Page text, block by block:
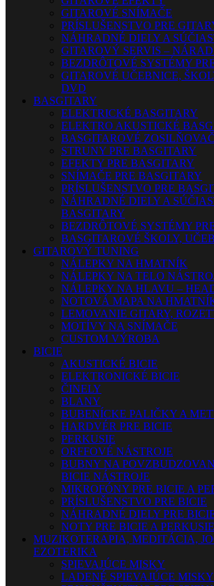
GITAROVÉ SNÍMAČE
PRÍSLUŠENSTVO PRE
NÁHRADNÉ DIELY A
GITAROVÝ SERVIS –
BEZDRÔTOVÉ SYSTÉMY
GITAROVÉ UČEBNICE,
DVD
BASGITARY
ELEKTRICKÉ BASGITARY
ELEKTRO AKUSTICKÉ
BASGITAROVÉ
STRUNY PRE BASGITARY
EFEKTY PRE BASGITARY
SNÍMAČE PRE BASGITARY
PRÍSLUŠENSTVO PRE
NÁHRADNÉ DIELY A
BASGITARY
BEZDRÔTOVÉ SYSTÉMY
BASGITAROVÉ ŠKOLY,
GITAROVÝ TUNING
NÁLEPKY NA HMATNÍK
NÁLEPKY NA TELO
NÁLEPKY NA HLAVU –
NOTOVÁ MAPA NA
LEMOVANIE GITARY,
MOTÍVY NA SNÍMAČE
CUSTOM VÝROBA
BICIE
AKUSTICKÉ BICIE
ELEKTRONICKÉ BICIE
ČINELY
BLANY
BUBENÍCKE PALIČKY A
HARDVÉR PRE BICIE
PERKUSIE
ORFFOVÉ NÁSTROJE
BUBNY NA
BICIE NÁSTROJE
MIKROFÓNY PRE BICIE A
PRÍSLUŠENSTVO PRE BICIE
NÁHRADNÉ DIELY PRE
NOTY PRE BICIE A PERKUSIE
MUZIKOTERAPIA, MEDITÁCIA,
EZOTERIKA
SPIEVAJÚCE MISKY
LADENÉ SPIEVAJÚCE MISKY